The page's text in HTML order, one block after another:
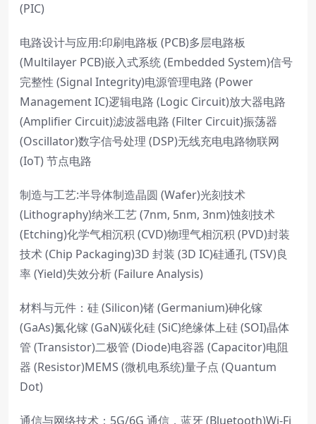
(PIC)
电路设计与应用:印刷电路板 (PCB)多层电路板
(Multilayer PCB)嵌入式系统 (Embedded System)信号
完整性 (Signal Integrity)电源管理电路 (Power
Management IC)逻辑电路 (Logic Circuit)放大器电路
(Amplifier Circuit)滤波器电路 (Filter Circuit)振荡器
(Oscillator)数字信号处理 (DSP)无线充电电路物联网
(IoT) 节点电路
制造与工艺:半导体制造晶圆 (Wafer)光刻技术
(Lithography)纳米工艺 (7nm, 5nm, 3nm)蚀刻技术
(Etching)化学气相沉积 (CVD)物理气相沉积 (PVD)封装
技术 (Chip Packaging)3D 封装 (3D IC)硅通孔 (TSV)良
率 (Yield)失效分析 (Failure Analysis)
材料与元件：硅 (Silicon)锗 (Germanium)砷化镓
(GaAs)氮化镓 (GaN)碳化硅 (SiC)绝缘体上硅 (SOI)晶体
管 (Transistor)二极管 (Diode)电容器 (Capacitor)电阻
器 (Resistor)MEMS (微机电系统)量子点 (Quantum
Dot)
通信与网络技术：5G/6G 通信，蓝牙 (Bluetooth)Wi-Fi